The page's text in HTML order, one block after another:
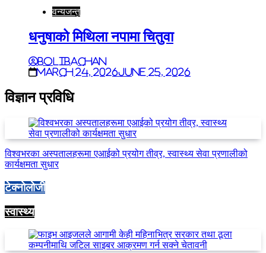
वन्यजन्तु
धनुषाको मिथिला नपामा चितुवा
BoliBachan
March 24, 2026June 25, 2026
विज्ञान प्रविधि
विश्वभरका अस्पतालहरूमा एआईको प्रयोग तीव्र, स्वास्थ्य सेवा प्रणालीको
कार्यक्षमता सुधार
टेक्नोलोजी
स्वास्थ्य